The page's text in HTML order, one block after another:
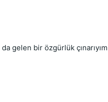
gelen bir özgürlük çınarıyım